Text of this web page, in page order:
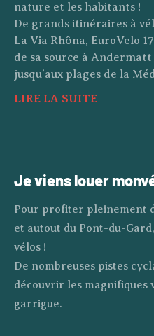
nature et les habitants !
De grands itinéraires à
La Via Rhôna, EuroVelo
de sa source à Andermatt
jusqu’aux plages de la
LIRE LA SUITE
Je viens louer mon
Pour profiter pleinement
et autout du Pont-du-
vélos !
De nombreuses pistes
découvrir les magnifiques
garrigue.